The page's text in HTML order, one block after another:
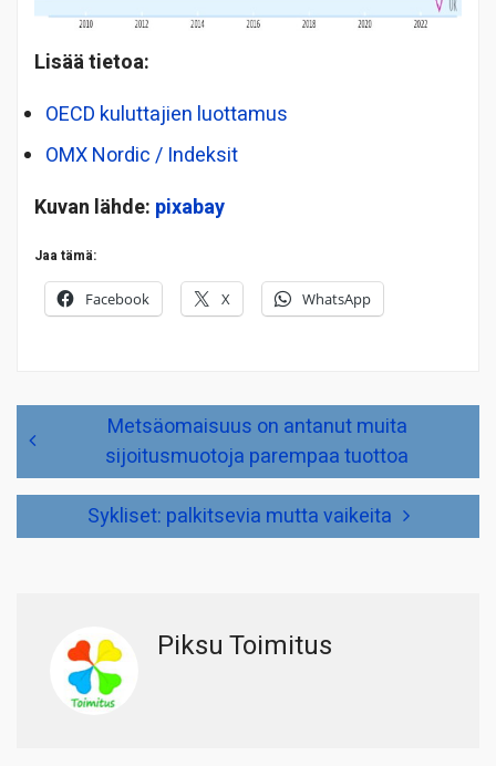
Lisää tietoa:
OECD kuluttajien luottamus
OMX Nordic / Indeksit
Kuvan lähde: pixabay
Jaa tämä:
Facebook X WhatsApp
selaus
Metsäomaisuus on antanut muita
sijoitusmuotoja parempaa tuottoa
Sykliset: palkitsevia mutta vaikeita
Piksu Toimitus